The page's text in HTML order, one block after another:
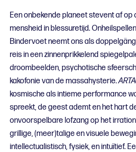
Een onbekende planeet stevent af op
mensheid in blessuretijd.
Bindervoet neemt ons als
reis in een zinnenprikkelend
droombeelden, psychotische
kakofonie van de massahysterie.
kosmische als intieme performance
spreekt, de geest ademt en het hart
onvoorspelbare lofzang op het
grillige, (meer)talige en visuele
intellectualistisch, fysiek, en intuïtief.